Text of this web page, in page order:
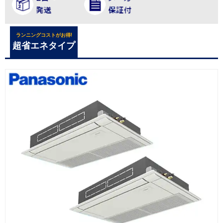
ランニングコストがお得!
超省エネタイプ